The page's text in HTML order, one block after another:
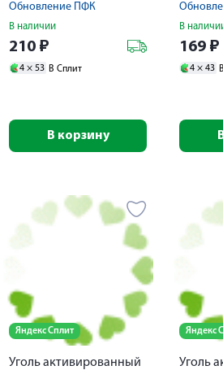
Обновление ПФК
В наличии
210 ₽
4 × 53 В Сплит
В корзину
В
169 ₽
4 × 43
Яндекс Сплит
Уголь активированный
Яндекс
Уголь